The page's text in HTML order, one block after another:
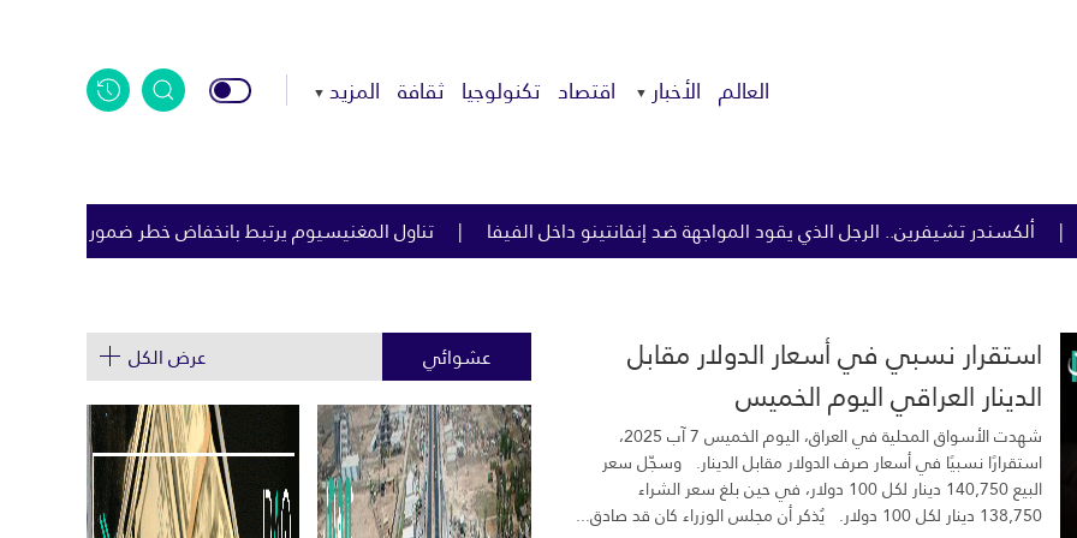
العالم الأخبار اقتصاد تكنولوجيا ثقافة المزيد
المواجهة ضد إنفانتينو داخل الفيفا تناول المغنيسيوم يرتبط بانخفاض خطر ضمور العضلات بنسبة 53% محمد صلاح يمنح
استقرار نسبي في أسعار الدولار مقابل
الدينار العراقي اليوم الخميس
شهدت الأسواق المحلية في العراق، اليوم الخميس 7 آب 2025،
استقرارًا نسبيًا في أسعار صرف الدولار مقابل الدينار. وسجّل سعر
البيع 140,750 دينار لكل 100 دولار، في حين بلغ سعر الشراء
138,750 دينار لكل 100 دولار. يُذكر أن مجلس الوزراء كان قد صادق...
عشوائي عرض الكل